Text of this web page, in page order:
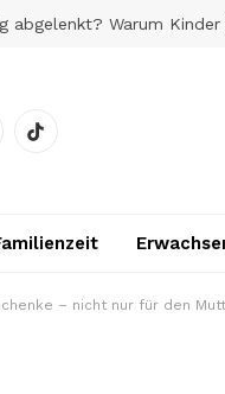
TikTok
– nicht nur für den